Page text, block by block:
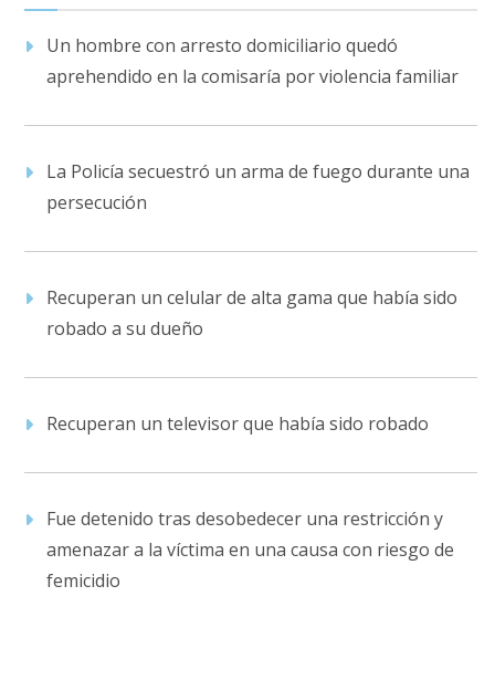
Un hombre con arresto domiciliario quedó
aprehendido en la comisaría por violencia familiar
La Policía secuestró un arma de fuego durante una
persecución
Recuperan un celular de alta gama que había sido
robado a su dueño
Recuperan un televisor que había sido robado
Fue detenido tras desobedecer una restricción y
amenazar a la víctima en una causa con riesgo de
femicidio